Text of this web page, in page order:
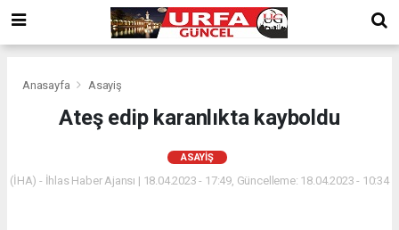
Anasayfa Asayiş
Ateş edip karanlıkta kayboldu
ASAYIŞ
(İHA) - İhlas Haber Ajansı | 18.04.2023 - 17:49, Güncelleme: 18.04.2023 - 10:34